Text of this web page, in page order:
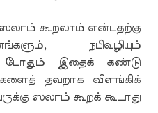
கூறலாம் என்பதற்கு
நபிவழியும்
போதும் இதைக் கண்டு
தவறாக விளங்கிக்
ஸலாம் கூறக் கூடாது